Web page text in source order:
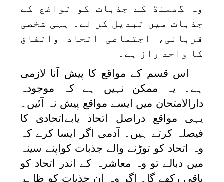
وہ گھمنڈ کے جذبات کو تواضع کے
جذبات میں تبدیل کر لے۔ یہی شخصی
قربانی، اجتماعی اتحاد واتفاق
کا واحد راز ہے۔
اس قسم کے مواقع کا پیش آنا لازمی
ہے۔ یہ ممکن نہیں ہے کہ موجودہ
دارالامتحان میں ایسے مواقع پیش نہ آئیں۔
یہی مواقع دراصل اتحاد یابےاتحادی کا
فیصلہ کرتے ہیں۔ آدمی اگر ایسا کرے کہ
وہ اتحاد کو توڑنے والے جذبات کواپنے سینہ
میں دبالے تو وہ معاشرہ کے اندر اتحاد کو
باقی رکھے گا۔ اگر وہ ان جذبات کو ظاہر